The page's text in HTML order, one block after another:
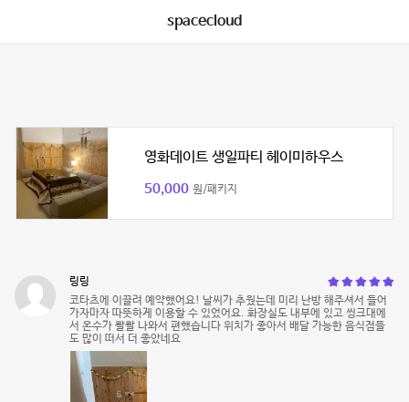
spacecloud
영화데이트 생일파티 헤이미하우스
50,000 원/패키지
링링
코타츠에 이끌려 예약했어요! 날씨가 추웠는데 미리 난방 해주셔서 들어
가자마자 따뜻하게 이용할 수 있었어요. 화장실도 내부에 있고 씽크대에
서 온수가 콸콸 나와서 편했습니다 위치가 좋아서 배달 가능한 음식점들
도 많이 떠서 더 좋았네요